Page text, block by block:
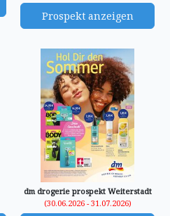
Prospekt anzeigen
dm drogerie prospekt Weiterstadt
(30.06.2026 - 31.07.2026)